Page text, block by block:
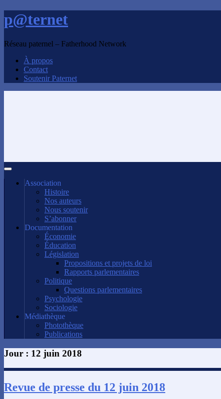
p@ternet
Réseau paternel – Fatherhood Network
À propos
Contact
Soutenir Paternet
Association
Histoire
Nos auteurs
Nous soutenir
S’abonner
Documentation
Économie
Éducation
Législation
Propositions et projets de loi
Rapports parlementaires
Politique
Questions parlementaires
Psychologie
Sociologie
Médiathèque
Photothèque
Publications
Jour : 12 juin 2018
Revue de presse du 12 juin 2018